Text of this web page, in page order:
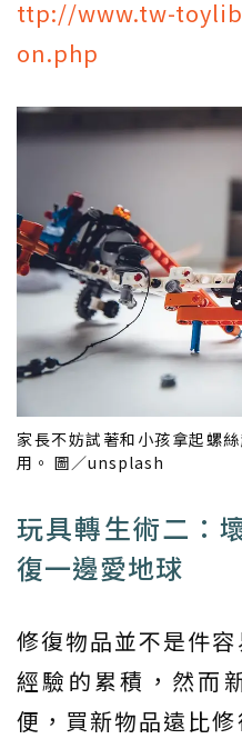
ttp://www.tw-
on.php
家長不妨試著和小孩拿起螺
用。 圖／unsplash
玩具轉生術二：
復一邊愛地球
修復物品並不是件
經驗的累積，然而
便，買新物品遠比